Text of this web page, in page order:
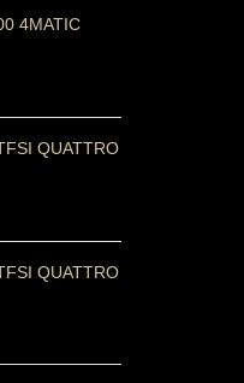
4MATIC
QUATTRO
QUATTRO